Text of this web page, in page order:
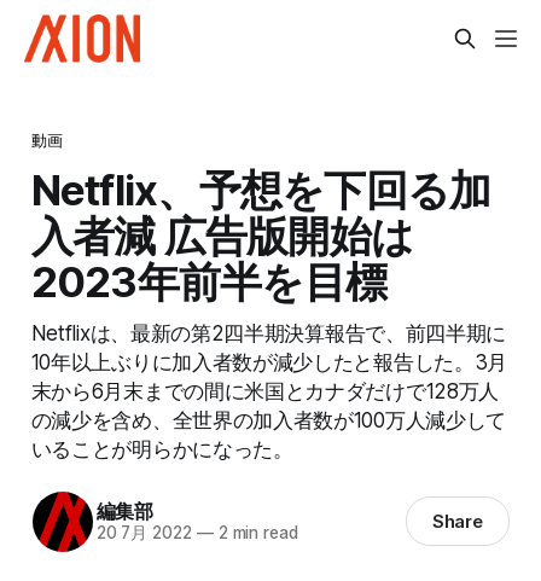
動画
Netflix、予想を下回る加
入者減 広告版開始は
2023年前半を目標
Netflixは、最新の第2四半期決算報告で、前四半期に
10年以上ぶりに加入者数が減少したと報告した。3月
末から6月末までの間に米国とカナダだけで128万人
の減少を含め、全世界の加入者数が100万人減少して
いることが明らかになった。
編集部
20 7月 2022 —2 min read Share